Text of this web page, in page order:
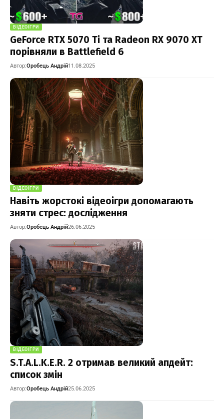
ВІДЕОІГРИ
GeForce RTX 5070 Ti та Radeon RX 9070 XT
порівняли в Battlefield 6
Автор:Оробець Андрій11.08.2025
ВІДЕОІГРИ
Навіть жорстокі відеоігри допомагають
зняти стрес: дослідження
Автор:Оробець Андрій26.06.2025
ВІДЕОІГРИ
S.T.A.L.K.E.R. 2 отримав великий апдейт:
список змін
Автор:Оробець Андрій25.06.2025